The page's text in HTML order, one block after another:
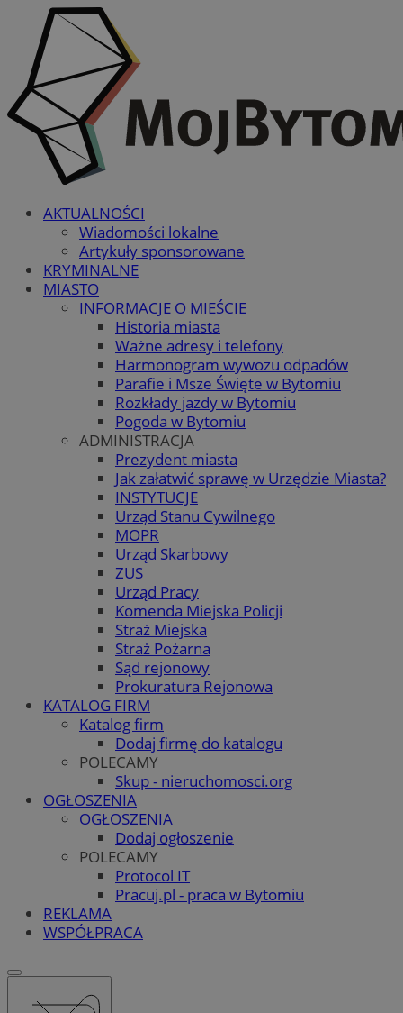
AKTUALNOŚCI
Wiadomości lokalne
Artykuły sponsorowane
KRYMINALNE
MIASTO
INFORMACJE O MIEŚCIE
Historia miasta
Ważne adresy i telefony
Harmonogram wywozu odpadów
Parafie i Msze Święte w Bytomiu
Rozkłady jazdy w Bytomiu
Pogoda w Bytomiu
ADMINISTRACJA
Prezydent miasta
Jak załatwić sprawę w Urzędzie Miasta?
INSTYTUCJE
Urząd Stanu Cywilnego
MOPR
Urząd Skarbowy
ZUS
Urząd Pracy
Komenda Miejska Policji
Straż Miejska
Straż Pożarna
Sąd rejonowy
Prokuratura Rejonowa
KATALOG FIRM
Katalog firm
Dodaj firmę do katalogu
POLECAMY
Skup - nieruchomosci.org
OGŁOSZENIA
OGŁOSZENIA
Dodaj ogłoszenie
POLECAMY
Protocol IT
Pracuj.pl - praca w Bytomiu
REKLAMA
WSPÓŁPRACA